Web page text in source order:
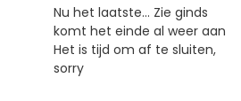
Nu het laatste... Zie ginds
komt het einde al weer aan
Het is tijd om af te sluiten,
sorry